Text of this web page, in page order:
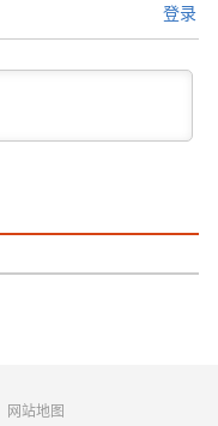
登录
网站地图